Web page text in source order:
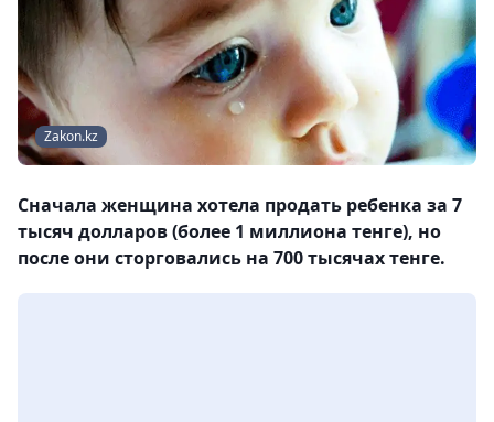
Zakon.kz
Сначала женщина хотела продать ребенка за 7
тысяч долларов (более 1 миллиона тенге), но
после они сторговались на 700 тысячах тенге.